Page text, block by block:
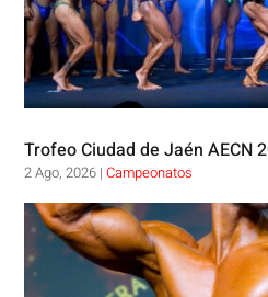
Trofeo Ciudad de Jaén AECN
2 Ago, 2026 |Campeonatos